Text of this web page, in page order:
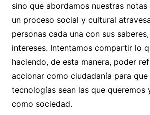
sino que abordamos nuestras
un proceso social y cultural
personas cada una con sus
intereses. Intentamos compartir lo
haciendo, de esta manera, poder
accionar como ciudadanía para
tecnologías sean las que queremos
como sociedad.